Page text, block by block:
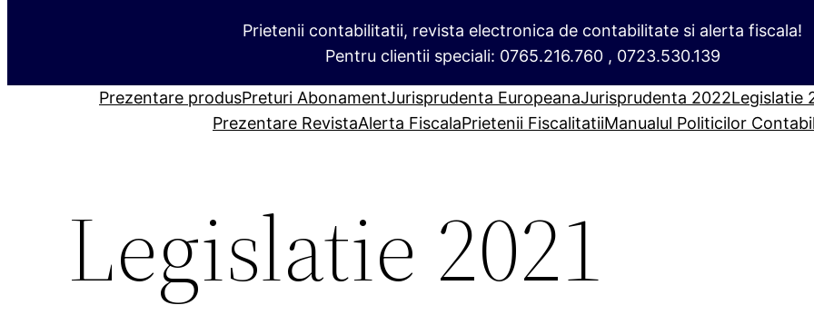
Prietenii contabilitatii, revista electronica de contabilitate si alerta fiscala!
Pentru clientii speciali: 0765.216.760 , 0723.530.139
Prezentare produsPreturi AbonamentJurisprudenta EuropeanaJurisprudenta 2022Legislatie
Prezentare RevistaAlerta FiscalaPrietenii FiscalitatiiManualul Politicilor
Legislatie 2021